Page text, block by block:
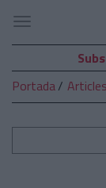
El
Temps
Navegació
Portada
Articles